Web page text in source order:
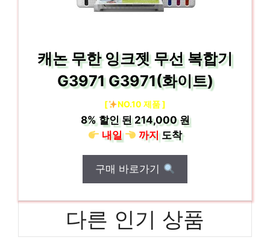
캐논 무한 잉크젯 무선 복합기
G3971 G3971(화이트)
[ NO.10 제품 ]
8%할인 된214,000 원
내일
까지도착
구매 바로가기
다른 인기 상품
엠피온 무선 하이패스 태양광 패키지, SET-